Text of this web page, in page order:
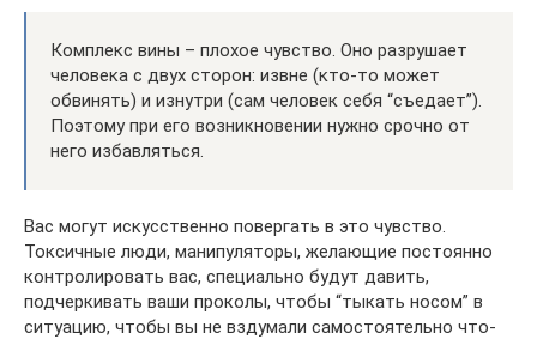
Комплекс вины – плохое чувство. Оно разрушает
человека с двух сторон: извне (кто-то может
обвинять) и изнутри (сам человек себя “съедает”).
Поэтому при его возникновении нужно срочно от
него избавляться.
Вас могут искусственно повергать в это чувство.
Токсичные люди, манипуляторы, желающие постоянно
контролировать вас, специально будут давить,
подчеркивать ваши проколы, чтобы “тыкать носом” в
ситуацию, чтобы вы не вздумали самостоятельно что-